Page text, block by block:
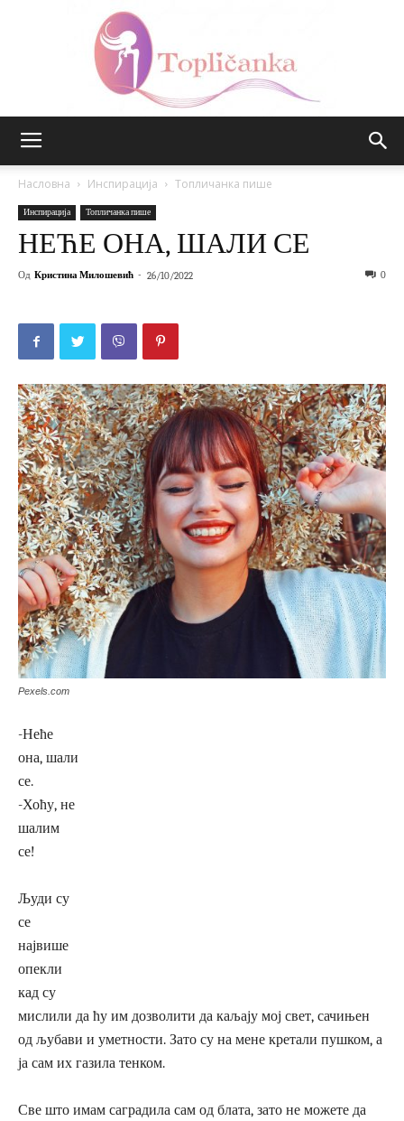
Насловна Инспирација Топличанка пише
Инспирација Топличанка пише
НЕЋЕ ОНА, ШАЛИ СЕ
Од Кристина Милошевић - 26/10/2022 0
Pexels.com
-Неће
она, шали
се.
-Хоћу, не
шалим
се!
Људи су
се
највише
опекли
кад су
мислили да ћу им дозволити да каљају мој свет, сачињен
од љубави и уметности. Зато су на мене кретали пушком, а
ја сам их газила тенком.
Све што имам саградила сам од блата, зато не можете да